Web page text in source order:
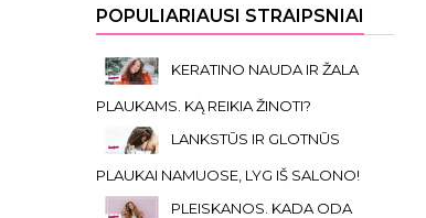
POPULIARIAUSI STRAIPSNIAI
KERATINO NAUDA IR ŽALA
PLAUKAMS. KĄ REIKIA ŽINOTI?
LANKSTŪS IR GLOTNŪS
PLAUKAI NAMUOSE, LYG IŠ SALONO!
PLEISKANOS. KADA ODA